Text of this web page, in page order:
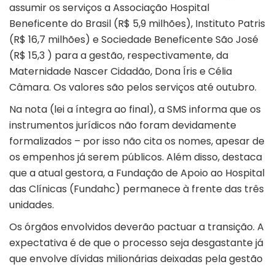
assumir os serviços a Associação Hospital
Beneficente do Brasil (R$ 5,9 milhões), Instituto Patris
(R$ 16,7 milhões) e Sociedade Beneficente São José
(R$ 15,3 ) para a gestão, respectivamente, da
Maternidade Nascer Cidadão, Dona Íris e Célia
Câmara. Os valores são pelos serviços até outubro.
Na nota (lei a íntegra ao final), a SMS informa que os
instrumentos jurídicos não foram devidamente
formalizados – por isso não cita os nomes, apesar de
os empenhos já serem públicos. Além disso, destaca
que a atual gestora, a Fundação de Apoio ao Hospital
das Clínicas (Fundahc) permanece à frente das três
unidades.
Os órgãos envolvidos deverão pactuar a transição. A
expectativa é de que o processo seja desgastante já
que envolve dívidas milionárias deixadas pela gestão